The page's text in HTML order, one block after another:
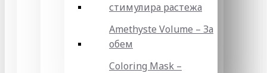
стимулира растежа
Amethyste Volume – За
обем
Coloring Mask –